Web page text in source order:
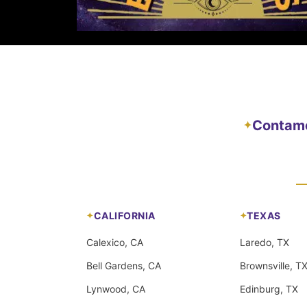
✦
CALIFORNIA
Calexico, CA
Bell Gardens, CA
Lynwood, CA
TEXAS
Laredo, TX
Brownsville, TX
Edinburg, TX